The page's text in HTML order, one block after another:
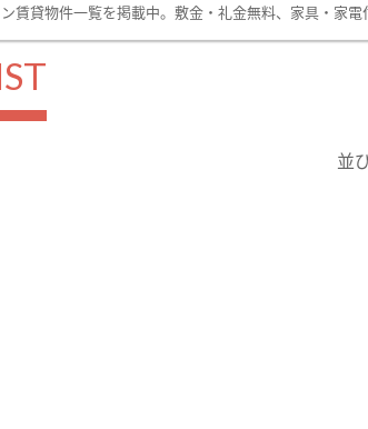
賃貸物件一覧を掲載中。敷金・礼金無料、家具・家
並